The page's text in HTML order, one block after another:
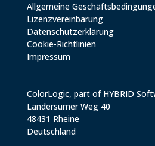
Allgemeine
Lizenzvereinbarung
Datenschutzerklärung
Cookie-Richtlinien
Impressum
ColorLogic, part of HYBRID
Landersumer Weg 40
48431 Rheine
Deutschland